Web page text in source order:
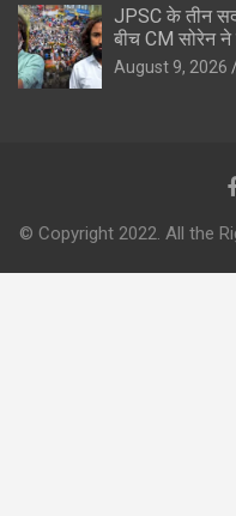
JPSC के तीन
बीच CM सोरेन
August 9, 2026
© Copyright 2022. All the